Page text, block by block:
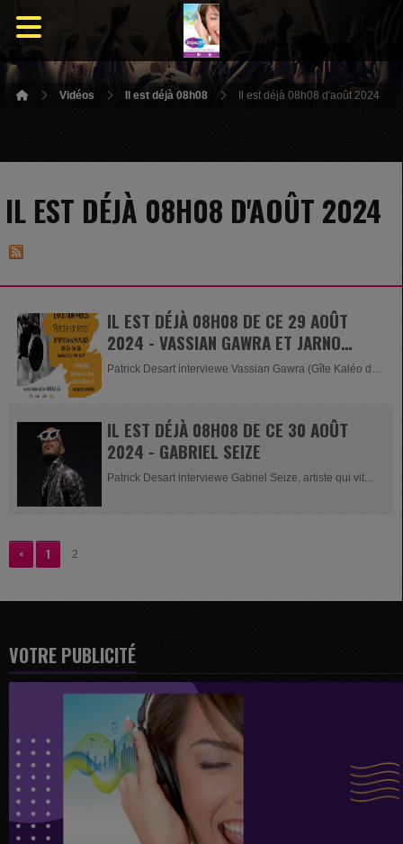
Vidéos Il est déjà 08h08 Il est déjà 08h08 d'août 2024
IL EST DÉJÀ 08H08 D'AOÛT 2024
IL EST DÉJÀ 08H08 DE CE 29 AOÛT
2024 - VASSIAN GAWRA ET JARNO
THOMAS
Patrick Desart interviewe Vassian Gawra (Gîte Kaléo de
IL EST DÉJÀ 08H08 DE CE 30 AOÛT
2024 - GABRIEL SEIZE
Patrick Desart interviewe Gabriel Seize, artiste qui vit...
< 1 2
VOTRE PUBLICITÉ